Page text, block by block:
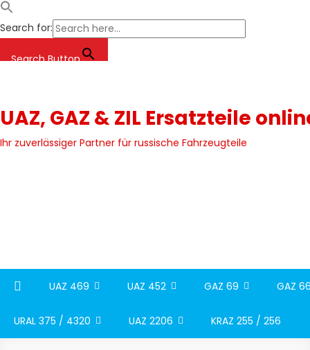
Search for:
Search Button
UAZ, GAZ & ZIL Ersatzteile
Ihr zuverlässiger Partner für russische Fahrzeugteile
UAZ 469 UAZ 452 GAZ 69 GAZ
URAL 375 / 4320 UAZ 2206 KRAZ 255 / 256